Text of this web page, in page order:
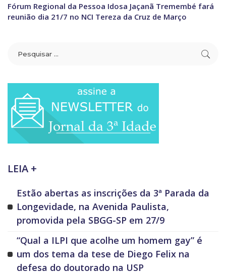
Fórum Regional da Pessoa Idosa Jaçanã Tremembé fará
reunião dia 21/7 no NCI Tereza da Cruz de Março
LEIA +
Estão abertas as inscrições da 3ª Parada da
Longevidade, na Avenida Paulista,
promovida pela SBGG-SP em 27/9
“Qual a ILPI que acolhe um homem gay” é
um dos tema da tese de Diego Felix na
defesa do doutorado na USP